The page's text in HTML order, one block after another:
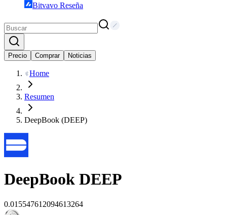
Bitvavo Reseña
Precio Comprar Noticias
Home
Resumen
DeepBook (DEEP)
DeepBook DEEP
0.015547612094613264